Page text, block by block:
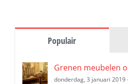
Populair
Grenen meubelen
donderdag, 3 januari 2019